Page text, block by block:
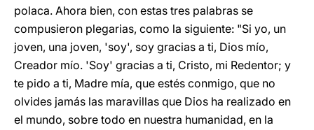
polaca. Ahora bien, con estas tres palabras se
compusieron plegarias, como la siguiente: "Si yo, un
joven, una joven, 'soy', soy gracias a ti, Dios mío,
Creador mío. 'Soy' gracias a ti, Cristo, mi Redentor; y
te pido a ti, Madre mía, que estés conmigo, que no
olvides jamás las maravillas que Dios ha realizado en
el mundo, sobre todo en nuestra humanidad, en la